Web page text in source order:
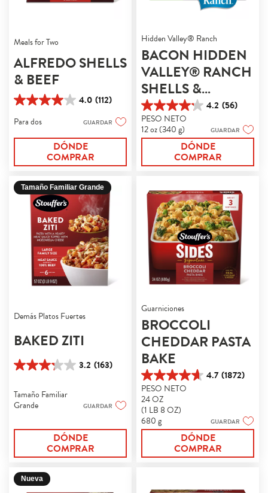
Meals for Two
ALFREDO SHELLS
& BEEF
4.0 (112)
4.0
5
estrellas.
reseñas
Para dos GUARDAR
DÓNDE
COMPRAR
Hidden Valley® Ranch
BACON HIDDEN
VALLEY® RANCH
SHELLS &
CHEESE
4.2 (56)
4.2
de
5
reseñas
PESO NETO
12 oz (340 g)
GUARDAR
DÓNDE
COMPRAR
Tamaño Familiar Grande
Demás Platos Fuertes
BAKED ZITI
3.2 (163)
3.2
5
estrellas.
Tamaño Familiar
Grande
GUARDAR
DÓNDE
COMPRAR
Guarniciones
BROCCOLI
CHEDDAR PASTA
BAKE
4.7 (1872)
4.7
de
5
estrellas.
1872
PESO NETO
24 OZ
(1 LB 8 OZ)
680 g
GUARDAR
DÓNDE
COMPRAR
Nueva